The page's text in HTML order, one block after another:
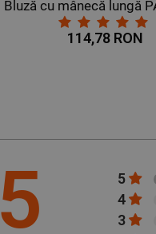
114,78 RON
5 5
4
3